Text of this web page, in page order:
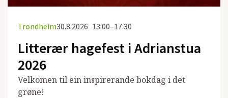
Trondheim30.8.2026 13:00–17:30
Litterær hagefest i Adrianstua
2026
Velkomen til ein inspirerande bokdag i det
grøne!